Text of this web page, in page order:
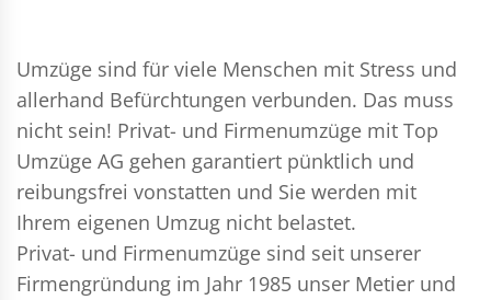
Umzüge sind für viele Menschen mit Stress und
allerhand Befürchtungen verbunden. Das muss
nicht sein! Privat- und Firmenumzüge mit Top
Umzüge AG gehen garantiert pünktlich und
reibungsfrei vonstatten und Sie werden mit
Ihrem eigenen Umzug nicht belastet.
Privat- und Firmenumzüge sind seit unserer
Firmengründung im Jahr 1985 unser Metier und